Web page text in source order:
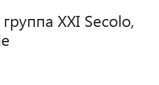
XXI Secolo,